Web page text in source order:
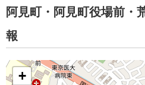
阿見町・阿見町役場前・
報
+